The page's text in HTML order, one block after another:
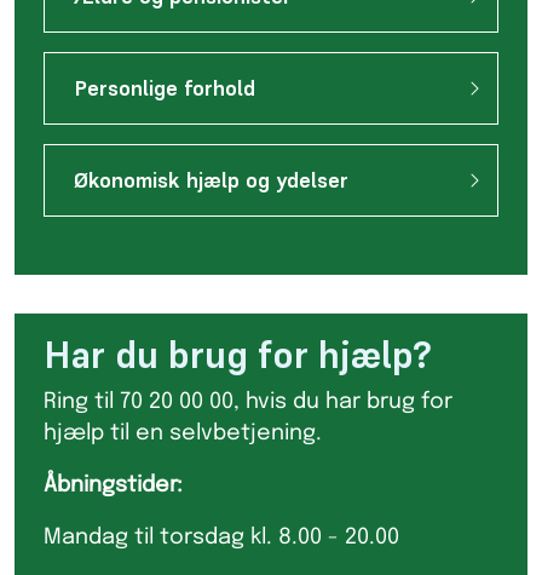
Personlige forhold
Økonomisk hjælp og ydelser
Har du brug for hjælp?
Ring til 70 20 00 00, hvis du har brug for
hjælp til en selvbetjening.
Åbningstider:
Mandag til torsdag kl. 8.00 - 20.00